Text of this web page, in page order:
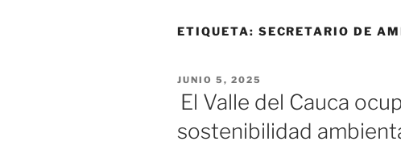
ETIQUETA: SECRETARIO DE
PUBLICADO
EL
JUNIO 5, 2025
El Valle del Cauca
sostenibilidad